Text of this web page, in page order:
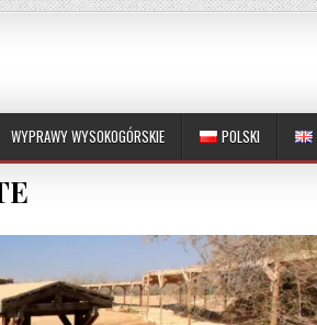
WYPRAWY WYSOKOGÓRSKIE POLSKI